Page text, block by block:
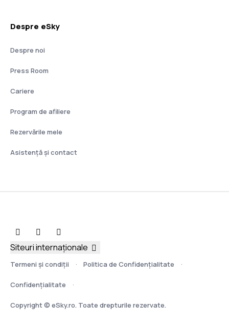
Despre eSky
Despre noi
Press Room
Cariere
Program de afiliere
Rezervările mele
Asistenţă şi contact
Termeni şi condiţii Politica de Confidențialitate
Confidențialitate
Copyright © eSky.ro. Toate drepturile rezervate.
Siteuri internaționale